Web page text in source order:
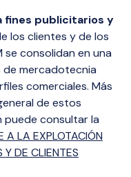
fines publicitarios y
los clientes y de los
consolidan en una
mercadotecnia
comerciales. Más
de estos
puede consultar la
A LA EXPLOTACIÓN
DE CLIENTES